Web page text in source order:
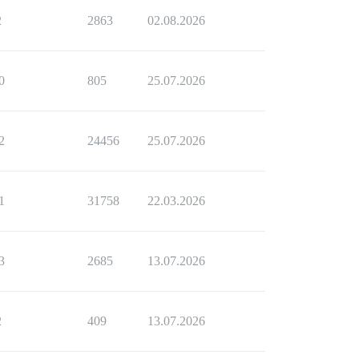
2863 02.08.2026
805 25.07.2026
24456 25.07.2026
31758 22.03.2026
2685 13.07.2026
409 13.07.2026